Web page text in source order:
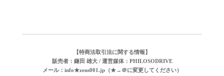
【特商法取引法に関する情報】
販売者：鎌田 雄大 / 運営媒体：PHILOSODRIVE
メール：info★zeus001.jp（★→＠に変更してください）